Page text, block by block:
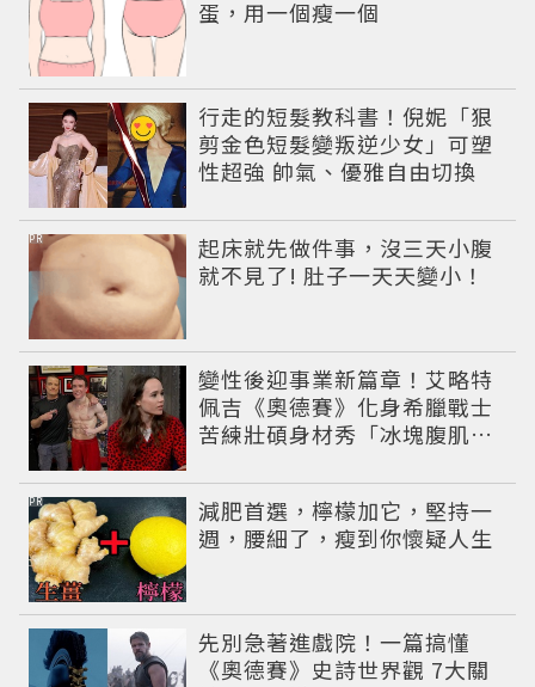
蛋，用一個瘦一個
行走的短髮教科書！倪妮「狠
剪金色短髮變叛逆少女」可塑
性超強 帥氣、優雅自由切換
起床就先做件事，沒三天小腹
就不見了! 肚子一天天變小！
PR
變性後迎事業新篇章！艾略特
佩吉《奧德賽》化身希臘戰士
苦練壯碩身材秀「冰塊腹肌」
減肥首選，檸檬加它，堅持一
週，腰細了，瘦到你懷疑人生
PR
先別急著進戲院！一篇搞懂
《奧德賽》史詩世界觀 7大關